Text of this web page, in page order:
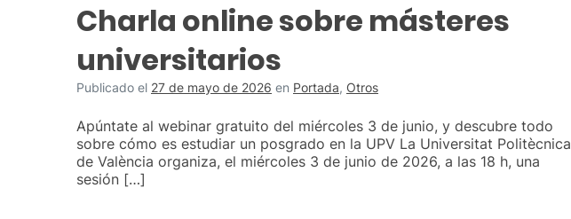
Charla online sobre másteres
universitarios
Publicado el 27 de mayo de 2026 en Portada, Otros
Apúntate al webinar gratuito del miércoles 3 de junio, y descubre todo
sobre cómo es estudiar un posgrado en la UPV La Universitat Politècnica
de València organiza, el miércoles 3 de junio de 2026, a las 18 h, una
sesión […]